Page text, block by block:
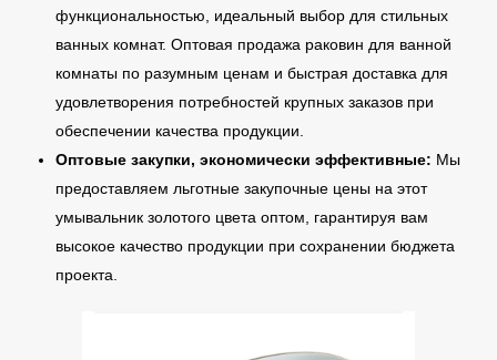
функциональностью, идеальный выбор для стильных
ванных комнат. Оптовая продажа раковин для ванной
комнаты по разумным ценам и быстрая доставка для
удовлетворения потребностей крупных заказов при
обеспечении качества продукции.
Оптовые закупки, экономически эффективные: Мы
предоставляем льготные закупочные цены на этот
умывальник золотого цвета оптом, гарантируя вам
высокое качество продукции при сохранении бюджета
проекта.